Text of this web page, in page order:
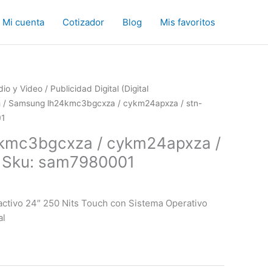
Mi cuenta Cotizador Blog Mis favoritos
y Video / Publicidad Digital (Digital
/ Samsung lh24kmc3bgcxza / cykm24apxza / stn-
/ cykm24apxza /
sam7980001
24″ 250 Nits Touch con Sistema Operativo